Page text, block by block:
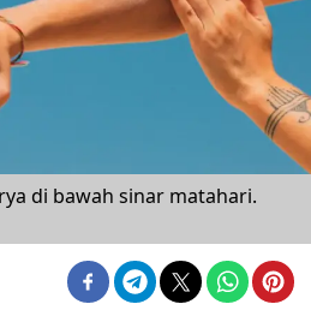
di bawah sinar matahari.